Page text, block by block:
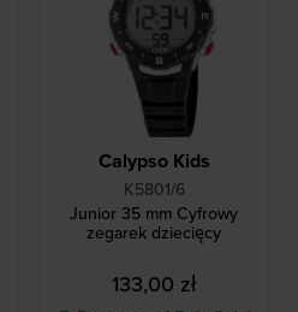
Calypso Kids
K5801/6
Junior 35 mm Cyfrowy
zegarek dziecięcy
133,00 zł